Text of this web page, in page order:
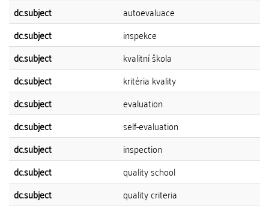
dc.subject
autoevaluace
dc.subject
inspekce
dc.subject
kvalitní škola
dc.subject
kritéria kvality
dc.subject
evaluation
dc.subject
self-evaluation
dc.subject
inspection
dc.subject
quality school
dc.subject
quality criteria